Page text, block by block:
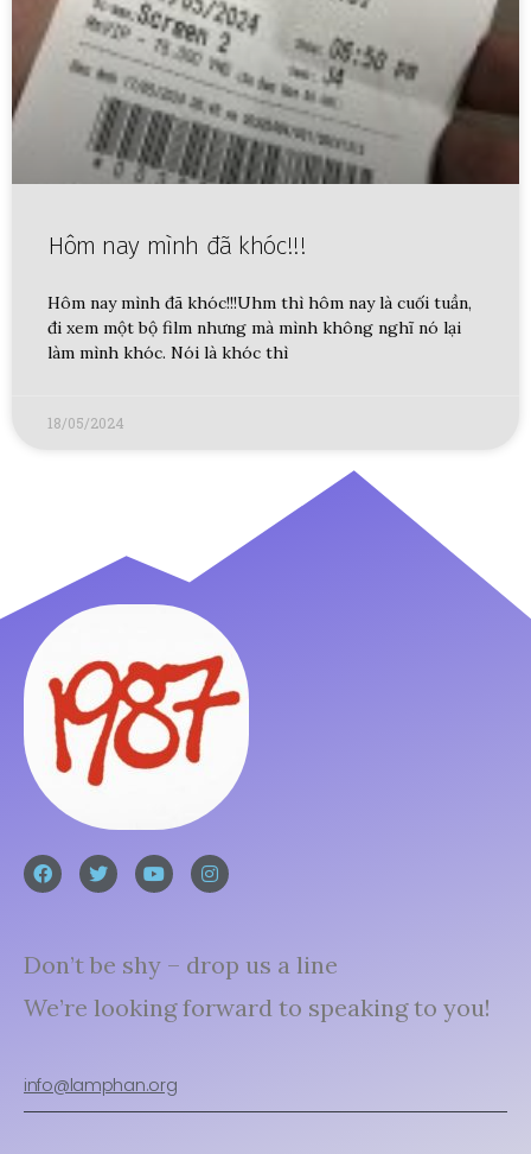
Hôm nay mình đã khóc!!!
Hôm nay mình đã khóc!!!Uhm thì hôm nay là cuối tuần,
đi xem một bộ film nhưng mà mình không nghĩ nó lại
làm mình khóc. Nói là khóc thì
18/05/2024
Don’t be shy – drop us a line
We’re looking forward to speaking to you!
info@lamphan.org